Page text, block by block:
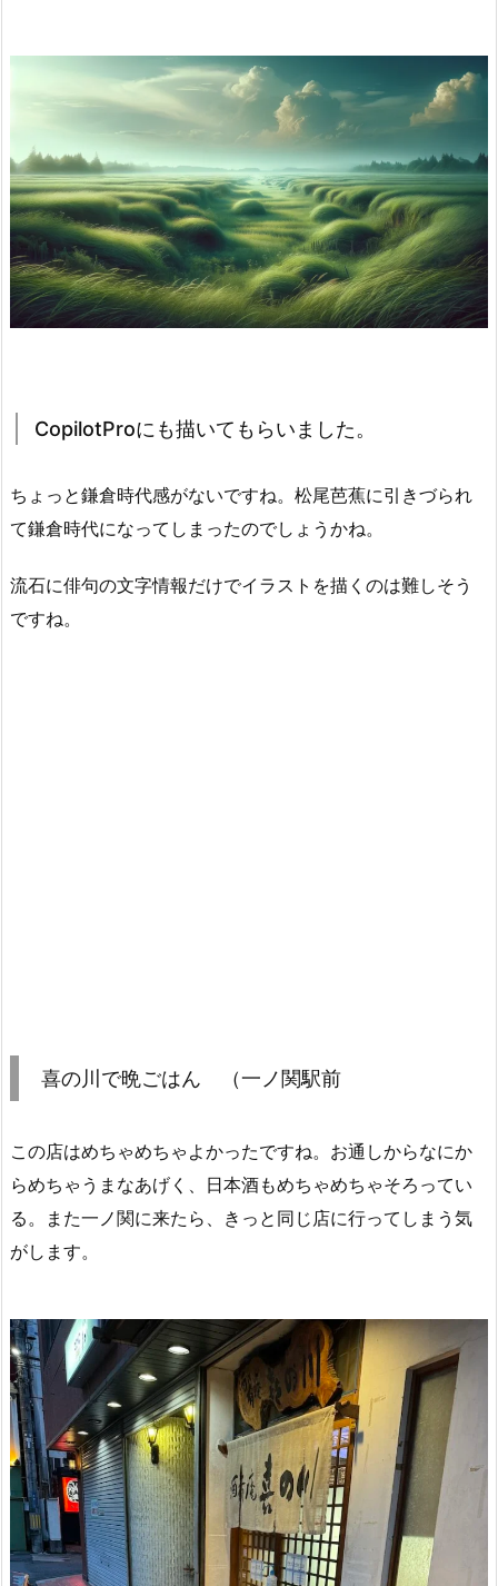
CopilotProにも描いてもらいました。
ちょっと鎌倉時代感がないですね。松尾芭蕉に引きづられ
て鎌倉時代になってしまったのでしょうかね。
流石に俳句の文字情報だけでイラストを描くのは難しそう
ですね。
喜の川で晩ごはん （一ノ関駅前
この店はめちゃめちゃよかったですね。お通しからなにか
らめちゃうまなあげく、日本酒もめちゃめちゃそろってい
る。また一ノ関に来たら、きっと同じ店に行ってしまう気
がします。